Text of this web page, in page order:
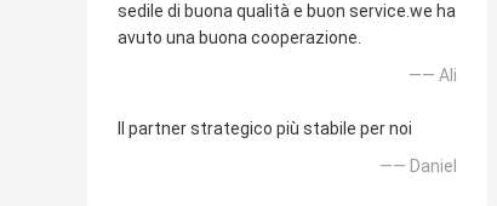
sedile di buona qualità e buon service.we ha
avuto una buona cooperazione.
—— Ali
Il partner strategico più stabile per noi
—— Daniel